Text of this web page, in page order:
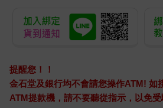
提醒您！！
金石堂及銀行均不會請您操作ATM! 如
ATM提款機，請不要聽從指示，以免受